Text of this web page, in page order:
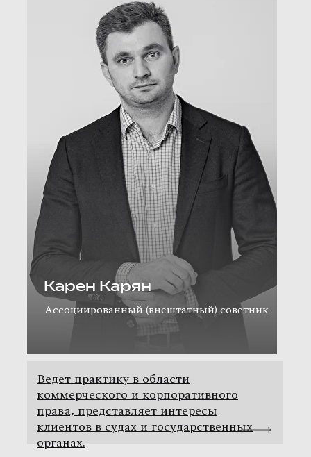
Карен Карян
Ассоциированный (внештатный) советник
Ведет практику в области
коммерческого и корпоративного
права, представляет интересы
клиентов в судах и государственных
органах.